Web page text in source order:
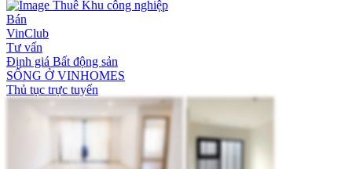
Thuê Khu công nghiệp
Bán
VinClub
Tư vấn
Định giá Bất động sản
SỐNG Ở VINHOMES
Thủ tục trực tuyến